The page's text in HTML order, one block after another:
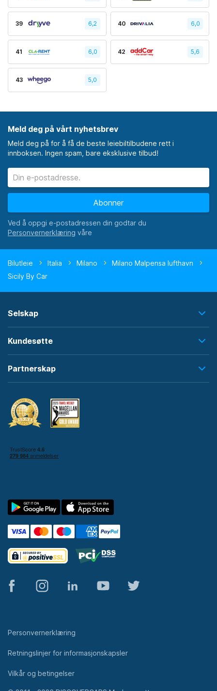
39 6,2 40 6,0
41 6,0 42 5,6
43 5,0
Meld deg på vårt nyhetsbrev
Meld deg på for å få de beste leiebiltilbudene rett i
innboksen. Ingen spam, bare eksklusive tilbud!
Abonner
Ved å oppgi e-postadressen din godtar du
våre
Bilutleie Italia Milano
Milano Malpensa lufthavn
Sicily By Car
Selskap
Kundesøtte
Partnerskap